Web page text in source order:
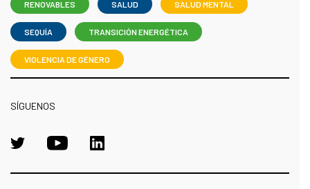
RENOVABLES SALUD SALUD MENTAL
SEQUÍA TRANSICIÓN ENERGÉTICA
VIOLENCIA DE GÉNERO
SÍGUENOS